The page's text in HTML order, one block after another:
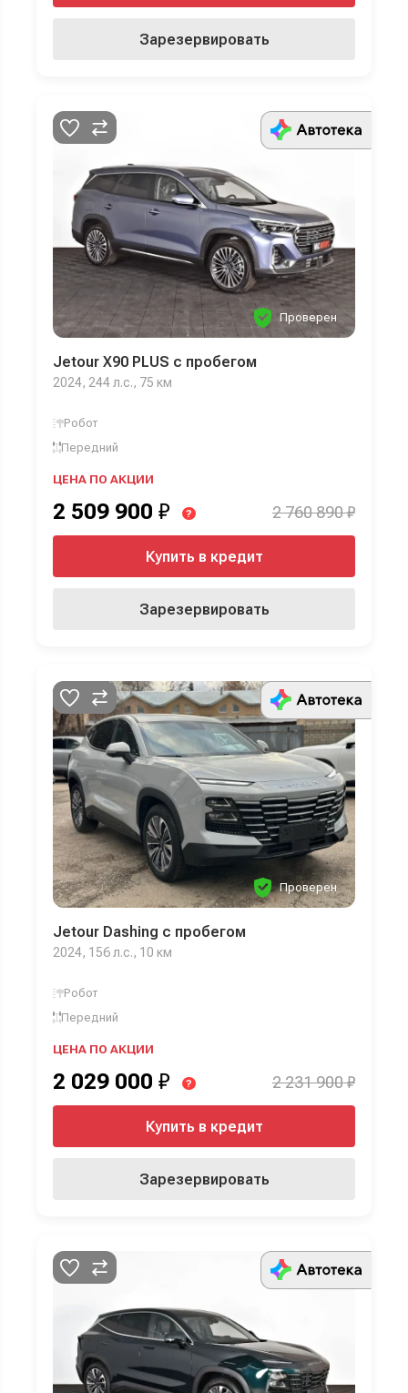
Зарезервировать
Проверен
Jetour X90 PLUS с пробегом
2024, 244 л.с., 75 км
Робот
Передний
ЦЕНА ПО АКЦИИ
2 509 900 ₽ ? 2 760 890 ₽
Купить в кредит
Зарезервировать
Проверен
Jetour Dashing с пробегом
2024, 156 л.с., 10 км
Робот
Передний
ЦЕНА ПО АКЦИИ
2 029 000 ₽ ? 2 231 900 ₽
Купить в кредит
Зарезервировать